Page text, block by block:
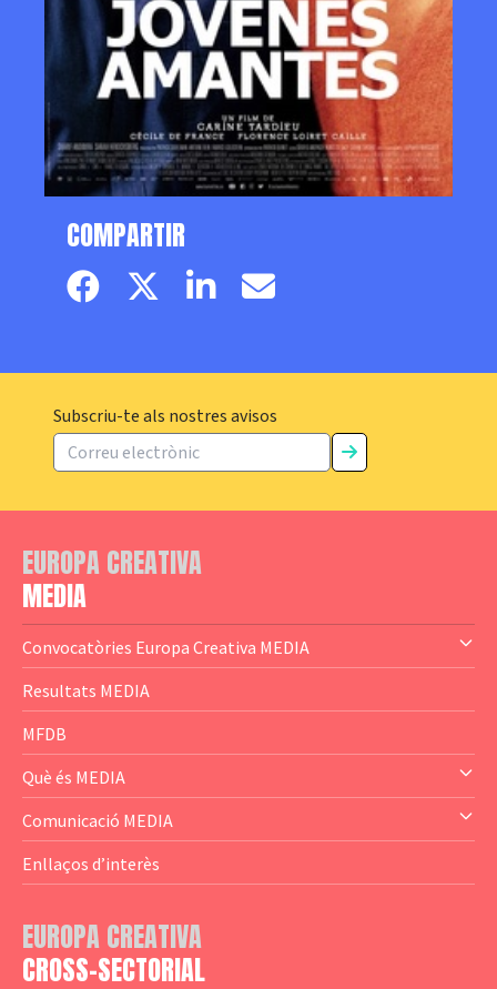
COMPARTIR
Facebook pageTwitter page
LinkedinEmail
Subscriu-te als nostres avisos
EUROPA CREATIVA
MEDIA
Convocatòries Europa Creativa MEDIA
— Content Cluster
— Business Cluster
— Audience Cluster
— Altres
Resultats MEDIA
MFDB
Què és MEDIA
— El subprograma MEDIA
— Agència Executiva
— Logotips
Comunicació MEDIA
— Estrenes a Catalunya
— Notícies
Enllaços d’interès
EUROPA CREATIVA
CROSS-SECTORIAL